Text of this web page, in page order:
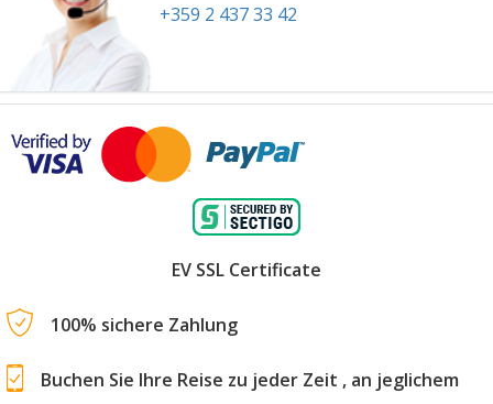
+359 2 437 33 42
EV SSL Certificate
100% sichere Zahlung
Buchen Sie Ihre Reise zu jeder Zeit , an jeglichem